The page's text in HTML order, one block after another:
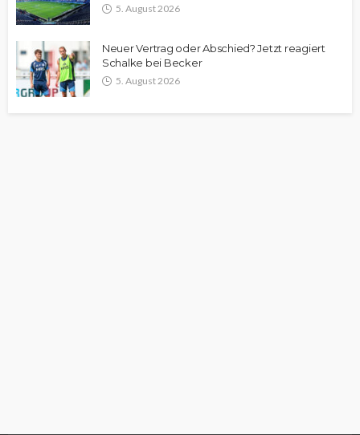
5. August 2026
Neuer Vertrag oder Abschied? Jetzt reagiert
Schalke bei Becker
5. August 2026